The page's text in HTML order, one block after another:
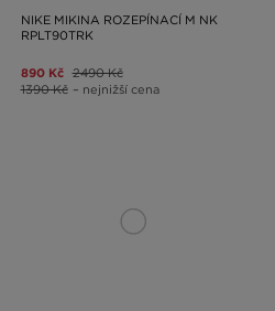
NIKE MIKINA ROZEPÍNACÍ M NK
RPLT90TRK
890 Kč 2490 Kč
1390 Kč – nejnižší cena